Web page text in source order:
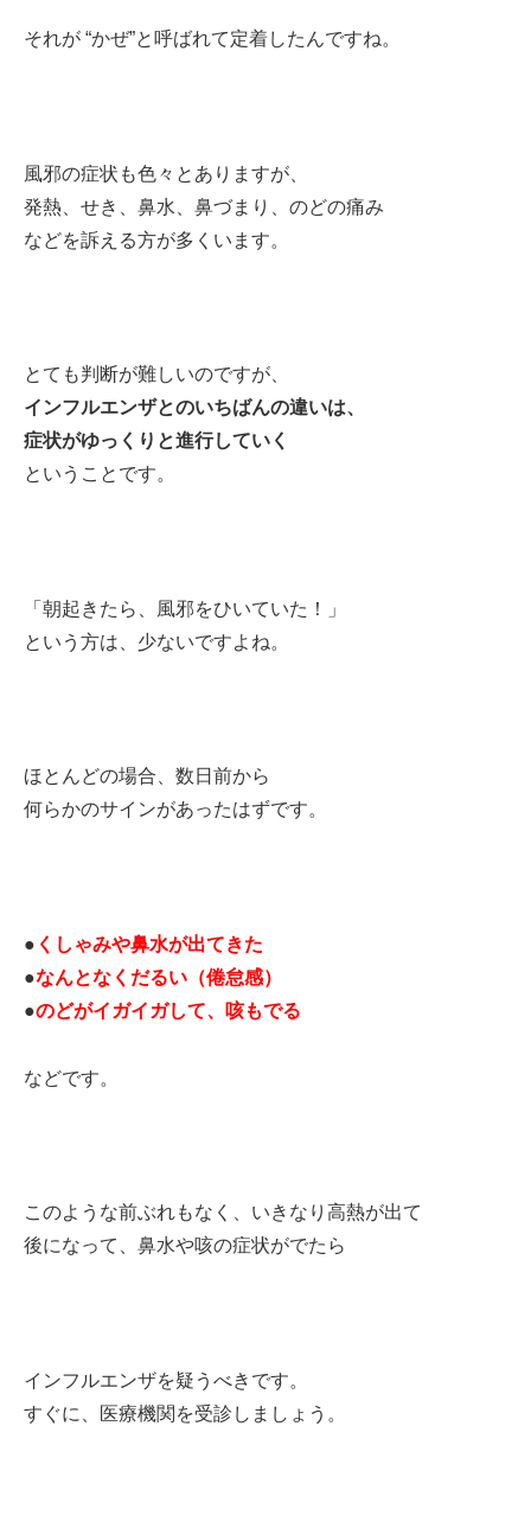
それが “かぜ”と呼ばれて定着したんですね。
風邪の症状も色々とありますが、
発熱、せき、鼻水、鼻づまり、のどの痛み
などを訴える方が多くいます。
とても判断が難しいのですが、
インフルエンザとのいちばんの違いは、
症状がゆっくりと進行していく
ということです。
「朝起きたら、風邪をひいていた！」
という方は、少ないですよね。
ほとんどの場合、数日前から
何らかのサインがあったはずです。
● くしゃみや鼻水が出てきた
●なんとなくだるい（倦怠感）
●のどがイガイガして、咳もでる
などです。
このような前ぶれもなく、いきなり高熱が出て
後になって、鼻水や咳の症状がでたら
インフルエンザを疑うべきです。
すぐに、医療機関を受診しましょう。